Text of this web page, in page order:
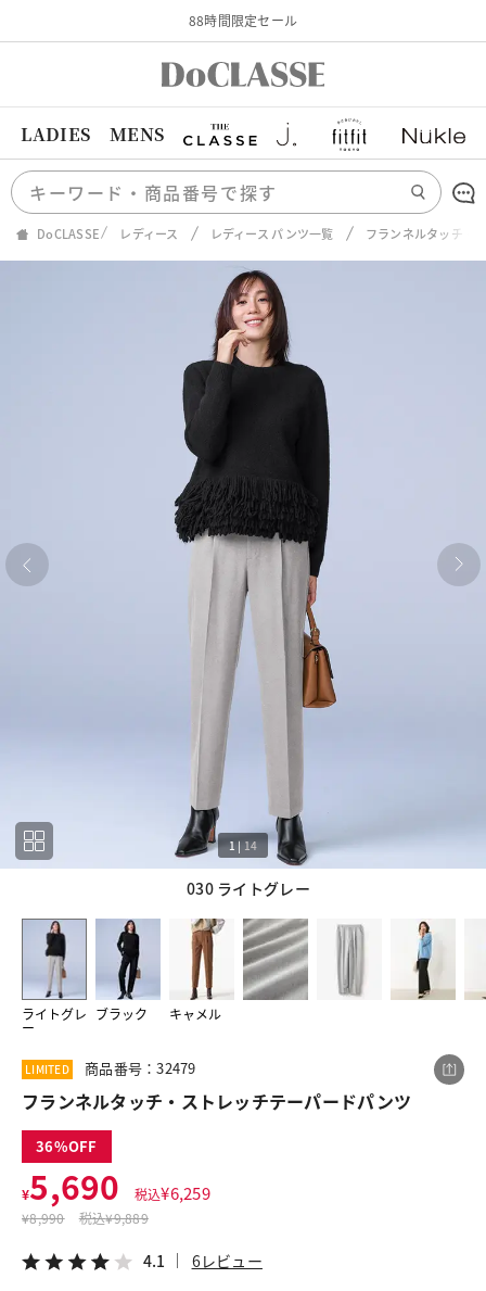
88時間限定セール
LADIES MENS
DoCLASSE レディース レディース パンツ一覧 フランネルタッチ・
030 ライトグレー
1| 14
ライトグレ
ー
ブラック キャメル
14
LIMITED 商品番号：32479
フランネルタッチ・ストレッチテーパードパンツ
36
¥5,690 税込¥6,259
¥8,990 税込¥9,889
4.1 6レビュー
この商品をシェアする
フランネルタッチ・ストレッチテーパードパンツ